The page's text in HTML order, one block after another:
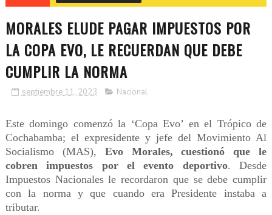
MORALES ELUDE PAGAR IMPUESTOS POR
LA COPA EVO, LE RECUERDAN QUE DEBE
CUMPLIR LA NORMA
septiembre 11, 2023 Nacional
Este domingo comenzó la ‘Copa Evo’ en el Trópico de
Cochabamba; el expresidente y jefe del Movimiento Al
Socialismo (MAS), Evo Morales, cuestionó que le
cobren impuestos por el evento deportivo. Desde
Impuestos Nacionales le recordaron que se debe cumplir
con la norma y que cuando era Presidente instaba a
tributar.